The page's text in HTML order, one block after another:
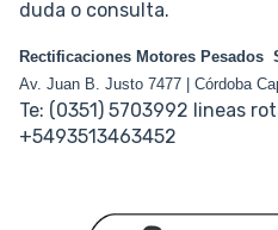
duda o consulta.
Rectificaciones Motores Pesados
Av. Juan B. Justo 7477 | Córdoba
Te: (0351) 5703992 lineas
+5493513463452